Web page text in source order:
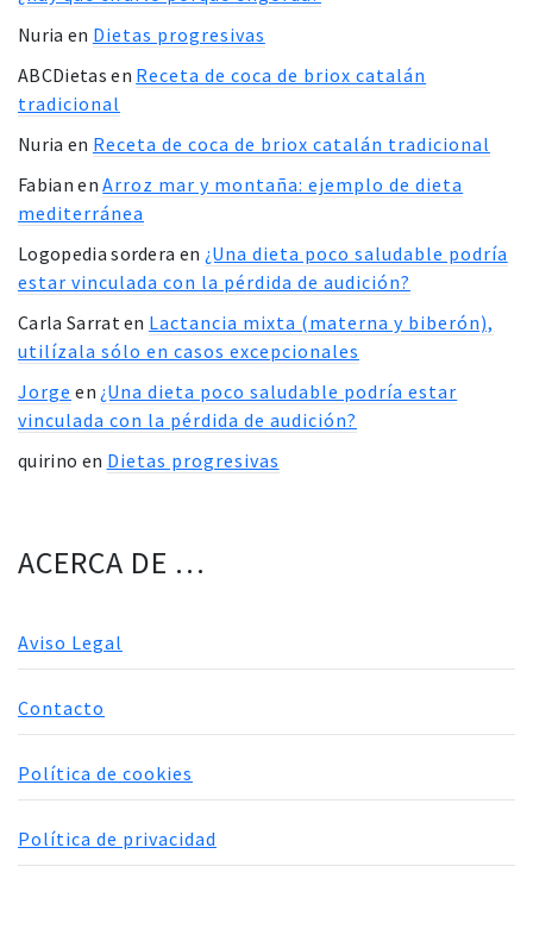
Nuria en Dietas progresivas
ABCDietas en Receta de coca de briox catalán
tradicional
Nuria en Receta de coca de briox catalán tradicional
Fabian enArroz mar y montaña: ejemplo de dieta
mediterránea
Logopedia sordera en ¿Una dieta poco saludable podría
estar vinculada con la pérdida de audición?
Carla Sarraten Lactancia mixta (materna y biberón),
utilízala sólo en casos excepcionales
Jorge en ¿Una dieta poco saludable podría estar
vinculada con la pérdida de audición?
quirino en Dietas progresivas
ACERCA DE …
Aviso Legal
Contacto
Política de cookies
Política de privacidad